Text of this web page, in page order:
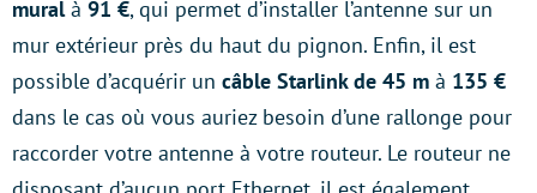
muralà 91 €, qui permet d’installer l’antenne sur un
mur extérieur près du haut du pignon. Enfin, il est
possible d’acquérir un câble Starlink de 45 m à 135 €
dans le cas où vous auriez besoin d’une rallonge pour
raccorder votre antenne à votre routeur. Le routeur ne